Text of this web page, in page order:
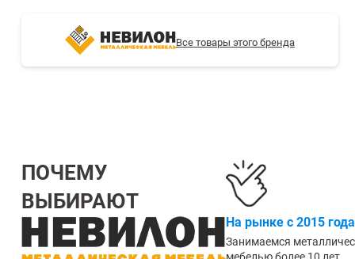
Все товары этого бренда
ПОЧЕМУ
ВЫБИРАЮТ
На рынке с 2015 года
Занимаемся